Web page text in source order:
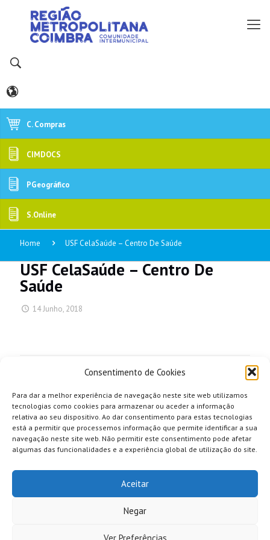
Consentimento de Cookies
Para dar a melhor experiência de navegação neste site web utilizamos
tecnologias como cookies para armazenar ou aceder a informação
relativa ao seu dispositivo. Ao dar consentimento para estas tecnologias
está a permitir que processemos informação que permite identificar a sua
navegação neste site web. Não permitir este consentimento pode afetar
algumas das funcionalidades e a experiência global de utilização do site.
Aceitar
Negar
Ver Preferências
C. Compras
CIMDOCS
PGeográfico
S.Online
Home USF CelaSaúde – Centro De Saúde
USF CelaSaúde – Centro De
Saúde
14 Junho, 2018